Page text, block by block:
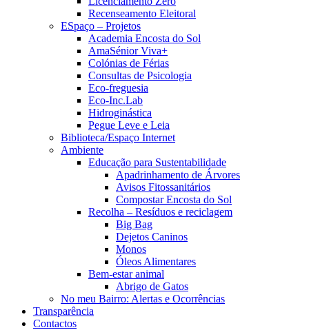
Recenseamento Eleitoral
ESpaço – Projetos
Academia Encosta do Sol
AmaSénior Viva+
Colónias de Férias
Consultas de Psicologia
Eco-freguesia
Eco-Inc.Lab
Hidroginástica
Pegue Leve e Leia
Biblioteca/Espaço Internet
Ambiente
Educação para Sustentabilidade
Apadrinhamento de Árvores
Avisos Fitossanitários
Compostar Encosta do Sol
Recolha – Resíduos e reciclagem
Big Bag
Dejetos Caninos
Monos
Óleos Alimentares
Bem-estar animal
Abrigo de Gatos
No meu Bairro: Alertas e Ocorrências
Transparência
Contactos